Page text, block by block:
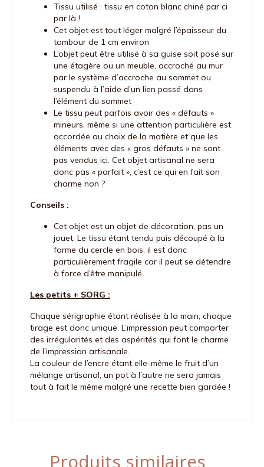
Tissu utilisé : tissu en coton blanc chiné par ci
par là !
Cet objet est tout léger malgré l’épaisseur du
tambour de 1 cm environ
L’objet peut être utilisé à sa guise soit posé sur
une étagère ou un meuble, accroché au mur
par le système d’accroche au sommet ou
suspendu à l’aide d’un lien passé dans
l’élément du sommet
Le tissu peut parfois avoir des « défauts »
mineurs, même si une attention particulière est
accordée au choix de la matière et que les
éléments avec des « gros défauts » ne sont
pas vendus ici. Cet objet artisanal ne sera
donc pas « parfait », c’est ce qui en fait son
charme non ?
Conseils :
Cet objet est un objet de décoration, pas un
jouet. Le tissu étant tendu puis découpé à la
forme du cercle en bois, il est donc
particulièrement fragile car il peut se détendre
à force d’être manipulé.
Les petits + SORG :
Chaque sérigraphie étant réalisée à la main, chaque
tirage est donc unique. L’impression peut comporter
des irrégularités et des aspérités qui font le charme
de l’impression artisanale.
La couleur de l’encre étant elle-même le fruit d’un
mélange artisanal, un pot à l’autre ne sera jamais
tout à fait le même malgré une recette bien gardée !
Produits similaires